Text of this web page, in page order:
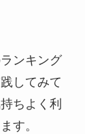
ンキング
してみて
ちよく利
す。